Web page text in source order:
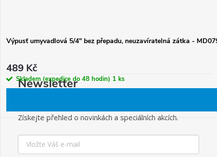
Výpusť umyvadlová 5/4" bez přepadu, neuzavíratelná zátka -
489 Kč
Skladem (expedice do 48 hodin) 1 ks
Newsletter
Získejte přehled o novinkách a speciálních akcích.